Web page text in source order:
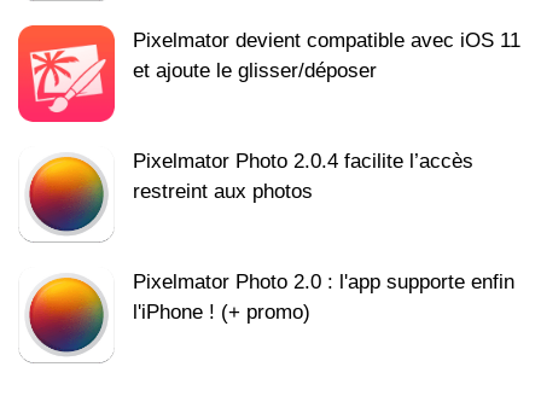
Pixelmator devient compatible avec iOS 11
et ajoute le glisser/déposer
Pixelmator Photo 2.0.4 facilite l’accès
restreint aux photos
Pixelmator Photo 2.0 : l'app supporte enfin
l'iPhone ! (+ promo)